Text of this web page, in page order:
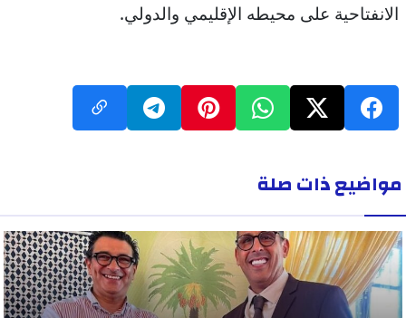
الانفتاحية على محيطه الإقليمي والدولي.
مواضيع ذات صلة